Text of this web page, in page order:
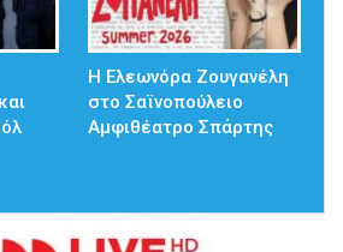
Η Ελεωνόρα Ζουγανέλη
στο Σαϊνοπούλειο
Αμφιθέατρο Σπάρτης